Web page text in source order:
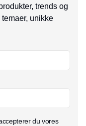
trends og
unikke
du vores